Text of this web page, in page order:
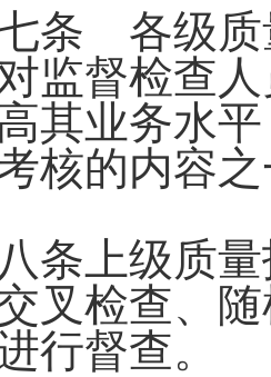
各级质量
监督检查
其业务水
核的内容
上级质量
叉检查、
行督查。